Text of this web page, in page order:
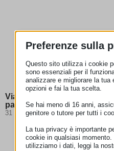
Viaggi 2026: cosa cambia e
partire
31 Luglio 2026
Preferenze sulla
Questo sito utilizza i cookie
sono essenziali per il
analizzare e migliorare la
opzioni e fai la tua scelta.
Se hai meno di 16 anni,
genitore o tutore per tutti i
La tua privacy è importante
cookie in qualsiasi
utilizziamo i dati, leggi la